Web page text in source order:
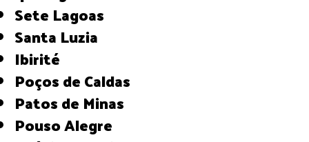
Sete Lagoas
Santa Luzia
Ibirité
Poços de Caldas
Patos de Minas
Pouso Alegre